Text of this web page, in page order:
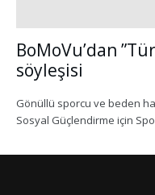
BoMoVu’dan
söyleşisi
Gönüllü sporcu ve beden
Sosyal Güçlendirme için